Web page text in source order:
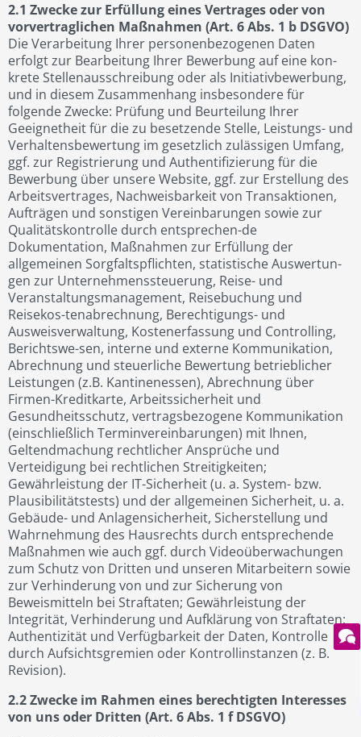
2.1 Zwecke zur Erfüllung eines Vertrages oder von
vorvertraglichen Maßnahmen (Art. 6 Abs. 1 b DSGVO)
Die Verarbeitung Ihrer personenbezogenen Daten
erfolgt zur Bearbeitung Ihrer Bewerbung auf eine kon-
krete Stellenausschreibung oder als Initiativbewerbung,
und in diesem Zusammenhang insbesondere für
folgende Zwecke: Prüfung und Beurteilung Ihrer
Geeignetheit für die zu besetzende Stelle, Leistungs- und
Verhaltensbewertung im gesetzlich zulässigen Umfang,
ggf. zur Registrierung und Authentifizierung für die
Bewerbung über unsere Website, ggf. zur Erstellung des
Arbeitsvertrages, Nachweisbarkeit von Transaktionen,
Aufträgen und sonstigen Vereinbarungen sowie zur
Qualitätskontrolle durch entsprechen-de
Dokumentation, Maßnahmen zur Erfüllung der
allgemeinen Sorgfaltspflichten, statistische Auswertun-
gen zur Unternehmenssteuerung, Reise- und
Veranstaltungsmanagement, Reisebuchung und
Reisekos-tenabrechnung, Berechtigungs- und
Ausweisverwaltung, Kostenerfassung und Controlling,
Berichtswe-sen, interne und externe Kommunikation,
Abrechnung und steuerliche Bewertung betrieblicher
Leistungen (z.B. Kantinenessen), Abrechnung über
Firmen-Kreditkarte, Arbeitssicherheit und
Gesundheitsschutz, vertragsbezogene Kommunikation
(einschließlich Terminvereinbarungen) mit Ihnen,
Geltendmachung rechtlicher Ansprüche und
Verteidigung bei rechtlichen Streitigkeiten;
Gewährleistung der IT-Sicherheit (u. a. System- bzw.
Plausibilitätstests) und der allgemeinen Sicherheit, u. a.
Gebäude- und Anlagensicherheit, Sicherstellung und
Wahrnehmung des Hausrechts durch entsprechende
Maßnahmen wie auch ggf. durch Videoüberwachungen
zum Schutz von Dritten und unseren Mitarbeitern sowie
zur Verhinderung von und zur Sicherung von
Beweismitteln bei Straftaten; Gewährleistung der
Integrität, Verhinderung und Aufklärung von Straftaten;
Authentizität und Verfügbarkeit der Daten, Kontrolle
durch Aufsichtsgremien oder Kontrollinstanzen (z. B.
Revision).
2.2 Zwecke im Rahmen eines berechtigten Interesses
von uns oder Dritten (Art. 6 Abs. 1 f DSGVO)